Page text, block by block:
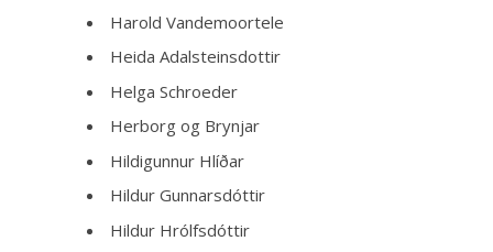
Harold Vandemoortele
Heida Adalsteinsdottir
Helga Schroeder
Herborg og Brynjar
Hildigunnur Hlíðar
Hildur Gunnarsdóttir
Hildur Hrólfsdóttir